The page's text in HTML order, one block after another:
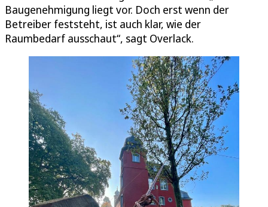
Baugenehmigung liegt vor. Doch erst wenn der
Betreiber feststeht, ist auch klar, wie der
Raumbedarf ausschaut“, sagt Overlack.